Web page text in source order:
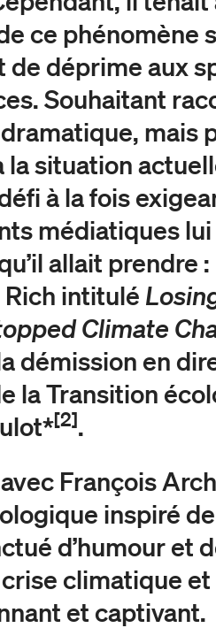
ce phénomène
de déprime aux
Souhaitant
mais
la situation
à la fois
médiatiques
allait prendre
intitulé
Climate
démission en
la Transition
[2].
François
inspiré
d’humour et
climatique et
et captivant.